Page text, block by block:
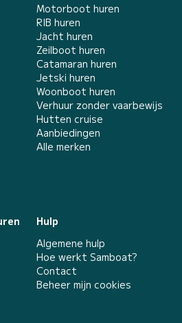
Motorboot huren
RIB huren
Jacht huren
Zeilboot huren
Catamaran huren
Jetski huren
Woonboot huren
Verhuur zonder vaarbewijs
Hutten cruise
Aanbiedingen
Alle merken
Hulp
Algemene hulp
Hoe werkt Samboat?
Contact
Beheer mijn cookies